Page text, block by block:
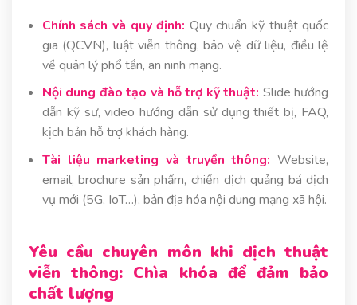
Chính sách và quy định: Quy chuẩn kỹ thuật quốc
gia (QCVN), luật viễn thông, bảo vệ dữ liệu, điều lệ
về quản lý phổ tần, an ninh mạng.
Nội dung đào tạo và hỗ trợ kỹ thuật: Slide hướng
dẫn kỹ sư, video hướng dẫn sử dụng thiết bị, FAQ,
kịch bản hỗ trợ khách hàng.
Tài liệu marketing và truyền thông: Website,
email, brochure sản phẩm, chiến dịch quảng bá dịch
vụ mới (5G, IoT…), bản địa hóa nội dung mạng xã hội.
Yêu cầu chuyên môn khi dịch thuật
viễn thông: Chìa khóa để đảm bảo
chất lượng